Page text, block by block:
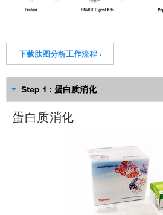
下载肽图分析工作流程 ›
Step 1 : 蛋白质消化
蛋白质消化